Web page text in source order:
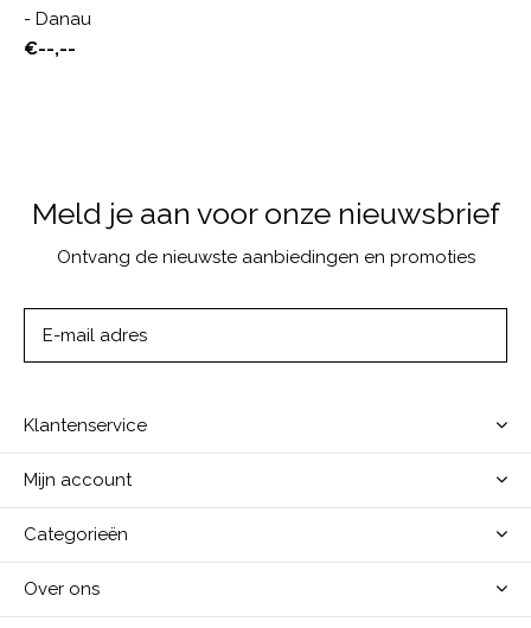
- Danau
€--,--
Meld je aan voor onze nieuwsbrief
Ontvang de nieuwste aanbiedingen en promoties
Klantenservice
Mijn account
Categorieën
Over ons